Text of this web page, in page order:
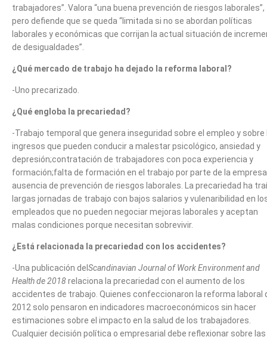
trabajadores”. Valora “una buena prevención de riesgos laborales”,
pero defiende que se queda “limitada si no se abordan políticas
laborales y económicas que corrijan la actual situación de
de desigualdades”.
¿Qué mercado de trabajo ha dejado la reforma laboral?
-Uno precarizado.
¿Qué engloba la precariedad?
-Trabajo temporal que genera inseguridad sobre el empleo y sobre
ingresos que pueden conducir a malestar psicológico, ansiedad y
depresión;contratación de trabajadores con poca experiencia y
formación;falta de formación en el trabajo por parte de la
ausencia de prevención de riesgos laborales. La precariedad ha
largas jornadas de trabajo con bajos salarios y vulenaribilidad en
empleados que no pueden negociar mejoras laborales y aceptan
malas condiciones porque necesitan sobrevivir.
¿Está relacionada la precariedad con los accidentes?
-Una publicación del Scandinavian Journal of Work Environment and
Health de 2018relaciona la precariedad con el aumento de los
accidentes de trabajo. Quienes confeccionaron la reforma laboral
2012 solo pensaron en indicadores macroeconómicos sin hacer
estimaciones sobre el impacto en la salud de los trabajadores.
Cualquier decisión política o empresarial debe reflexionar sobre las